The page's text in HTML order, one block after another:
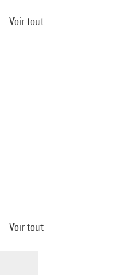
Voir tout
Voir tout